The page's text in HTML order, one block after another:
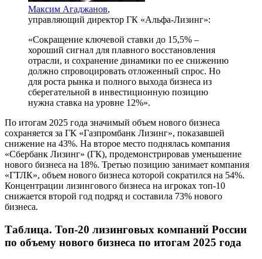
Максим Агаджанов,
управляющий директор ГК «Альфа-Лизинг»:
«Сокращение ключевой ставки до 15,5% –
хороший сигнал для плавного восстановления
отрасли, и сохранение динамики по ее снижению
должно спровоцировать отложенный спрос. Но
для роста рынка и полного выхода бизнеса из
сберегательной в инвестиционную позицию
нужна ставка на уровне 12%».
По итогам 2025 года значимый объем нового бизнеса
сохраняется за ГК «Газпромбанк Лизинг», показавшей
снижение на 43%. На второе место поднялась компания
«Сбербанк Лизинг» (ГК), продемонстрировав уменьшение
нового бизнеса на 18%. Третью позицию занимает компания
«ГТЛК», объем нового бизнеса которой сократился на 54%.
Концентрации лизингового бизнеса на игроках топ-10
снижается второй год подряд и составила 73% нового
бизнеса.
Таблица. Топ-20 лизинговых компаний России
по объему нового бизнеса по итогам 2025 года